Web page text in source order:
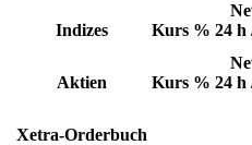
Indizes Kurs % 24 h
Aktien Kurs % 24 h
Xetra-Orderbuch